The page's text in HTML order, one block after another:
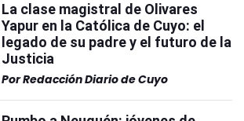
La clase magistral de Olivares
Yapur en la Católica de Cuyo: el
legado de su padre y el futuro de la
Justicia
PorRedacción Diario de Cuyo